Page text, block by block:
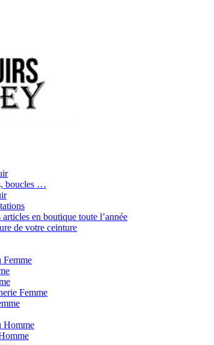
boucles …
en boutique toute l’année
de votre ceinture
Femme
Femme
Homme